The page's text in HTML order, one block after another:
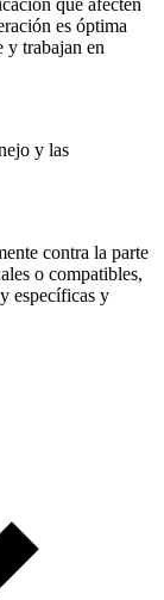
que afecten
es óptima
y trabajan en
y las
contra la parte
o compatibles,
específicas y